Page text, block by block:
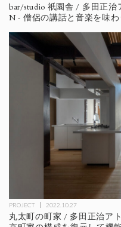
bar/studio 祇園舎 / 多田正
N - 僧侶の講話と音楽を味
PROJECT 2022.10.27
丸太町の町家 / 多田正治ア